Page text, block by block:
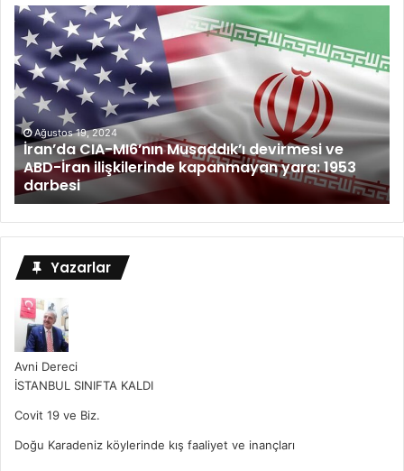
Ağustos 19, 2024
İran’da CIA-MI6’nın Musaddık’ı devirmesi ve
ABD-İran ilişkilerinde kapanmayan yara: 1953
darbesi
Yazarlar
Avni Dereci
İSTANBUL SINIFTA KALDI
Covit 19 ve Biz.
Doğu Karadeniz köylerinde kış faaliyet ve inançları